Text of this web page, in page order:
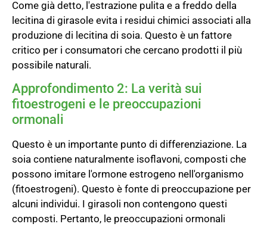
Come già detto, l'estrazione pulita e a freddo della
lecitina di girasole evita i residui chimici associati alla
produzione di lecitina di soia. Questo è un fattore
critico per i consumatori che cercano prodotti il più
possibile naturali.
Approfondimento 2: La verità sui
fitoestrogeni e le preoccupazioni
ormonali
Questo è un importante punto di differenziazione. La
soia contiene naturalmente isoflavoni, composti che
possono imitare l'ormone estrogeno nell'organismo
(fitoestrogeni). Questo è fonte di preoccupazione per
alcuni individui. I girasoli non contengono questi
composti. Pertanto, le preoccupazioni ormonali